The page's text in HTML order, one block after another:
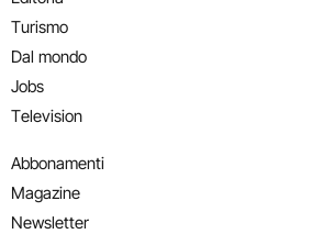
Turismo
Dal mondo
Jobs
Television
Abbonamenti
Magazine
Newsletter